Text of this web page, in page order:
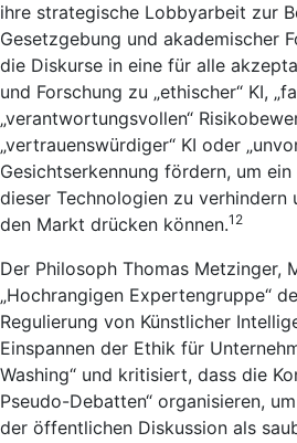
ihre strategische Lobbyarbeit zur
Gesetzgebung und akademischer
die Diskurse in eine für alle
und Forschung zu „ethischer“ KI,
„verantwortungsvollen“
„vertrauenswürdiger“ KI oder
Gesichtserkennung fördern, um
dieser Technologien zu verhindern
den Markt drücken können.12
Der Philosoph Thomas Metzinger,
„Hochrangigen Expertengruppe“
Regulierung von Künstlicher
Einspannen der Ethik für
Washing“ und kritisiert, dass die
Pseudo-Debatten“ organisieren,
der öffentlichen Diskussion als